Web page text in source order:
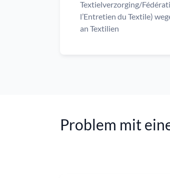
Textielverzorging/
l’Entretien du Textile)
an Textilien
Problem mit